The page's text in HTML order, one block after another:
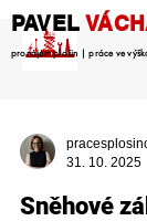
PAVEL
pronájem plošin | práce ve
31. 10. 2025
Sněhové